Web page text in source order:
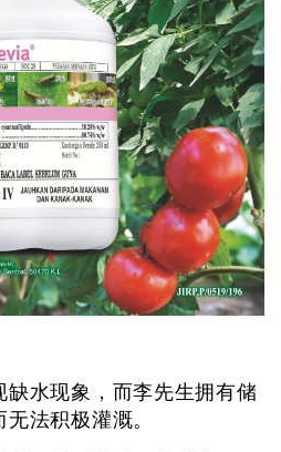
缺水现象，而李先生拥有储
法积极灌溉。